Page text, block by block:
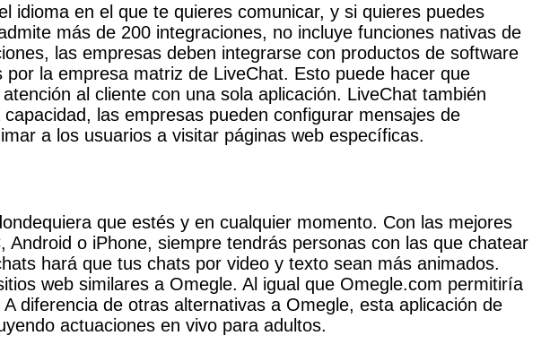
idioma en el que te quieres comunicar, y si quieres puedes
más de 200 integraciones, no incluye funciones nativas de
las empresas deben integrarse con productos de software
la empresa matriz de LiveChat. Esto puede hacer que
al cliente con una sola aplicación. LiveChat también
las empresas pueden configurar mensajes de
a los usuarios a visitar páginas web específicas.
que estés y en cualquier momento. Con las mejores
o iPhone, siempre tendrás personas con las que chatear
hará que tus chats por video y texto sean más animados.
web similares a Omegle. Al igual que Omegle.com permitiría
diferencia de otras alternativas a Omegle, esta aplicación de
actuaciones en vivo para adultos.